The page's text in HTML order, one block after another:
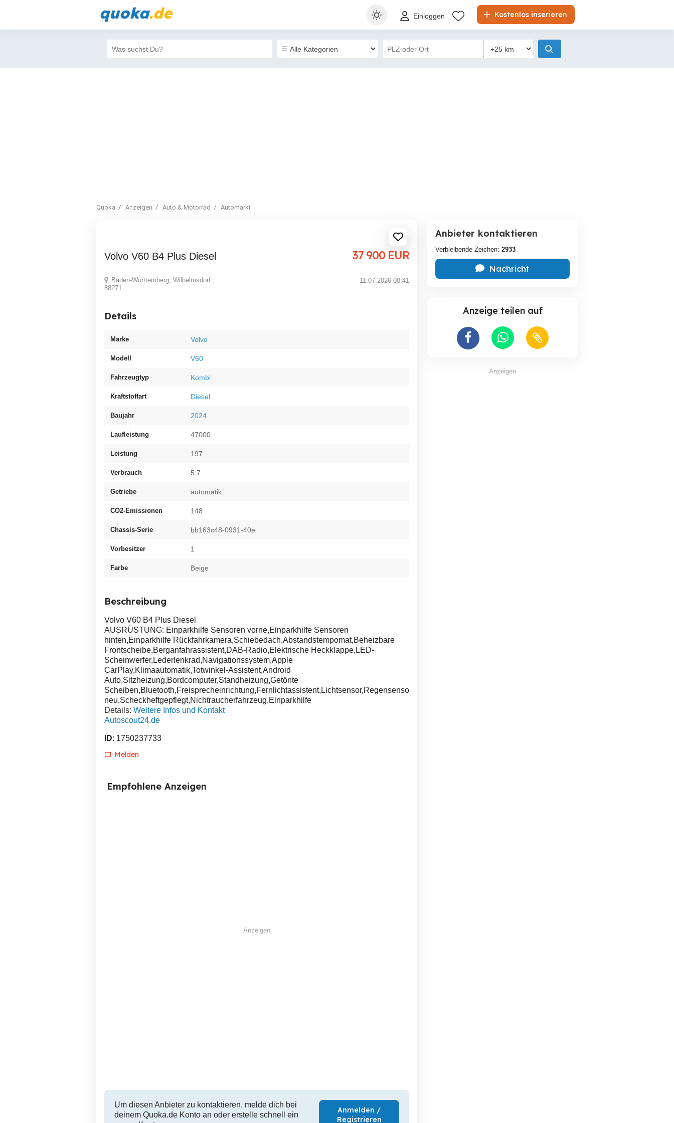
quoka.de Kostenlos inserieren
Einloggen
Quoka Anzeigen Auto & Motorrad Automarkt
Volvo V60 B4 Plus Diesel 37 900 EUR
Baden-Württemberg, Wilhelmsdorf ,
88271
11.07.2026 00:41
Details
Marke Volvo
Modell V60
Fahrzeugtyp Kombi
Kraftstoffart Diesel
Baujahr 2024
Laufleistung 47000
Leistung 197
Verbrauch 5.7
Getriebe automatik
CO2-Emissionen 148
Chassis-Serie bb163c48-0931-40e
Vorbesitzer 1
Farbe Beige
Beschreibung
Volvo V60 B4 Plus Diesel
AUSRÜSTUNG: Einparkhilfe Sensoren vorne,Einparkhilfe Sensoren
hinten,Einparkhilfe Rückfahrkamera,Schiebedach,Abstandstempomat,Beheizbare
Frontscheibe,Berganfahrassistent,DAB-Radio,Elektrische Heckklappe,LED-
Scheinwerfer,Lederlenkrad,Navigationssystem,Apple
CarPlay,Klimaautomatik,Totwinkel-Assistent,Android
Auto,Sitzheizung,Bordcomputer,Standheizung,Getönte
Scheiben,Bluetooth,Freisprecheinrichtung,Fernlichtassistent,Lichtsensor,Regensensor,Lederausstattung,HU/AU
neu,Scheckheftgepflegt,Nichtraucherfahrzeug,Einparkhilfe
Details: Weitere Infos und Kontakt
Autoscout24.de
ID: 1750237733
Melden
Empfohlene Anzeigen
Anzeigen
Um diesen Anbieter zu kontaktieren, melde dich bei
deinem Quoka.de Konto an oder erstelle schnell ein
Anmelden /
Registrieren
Anbieter kontaktieren
Verbleibende Zeichen: 2933
Nachricht
Anzeige teilen auf
Anzeigen